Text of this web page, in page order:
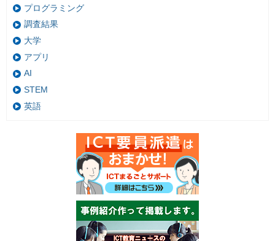
プログラミング
調査結果
大学
アプリ
AI
STEM
英語